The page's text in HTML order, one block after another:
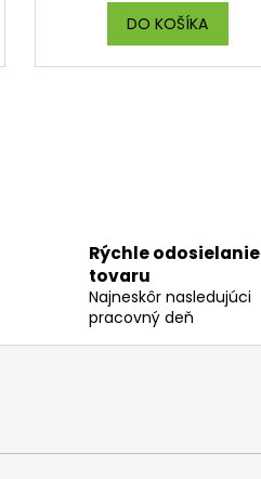
DO KOŠÍKA
Rýchle odosielanie
tovaru
Najneskôr nasledujúci
pracovný deň